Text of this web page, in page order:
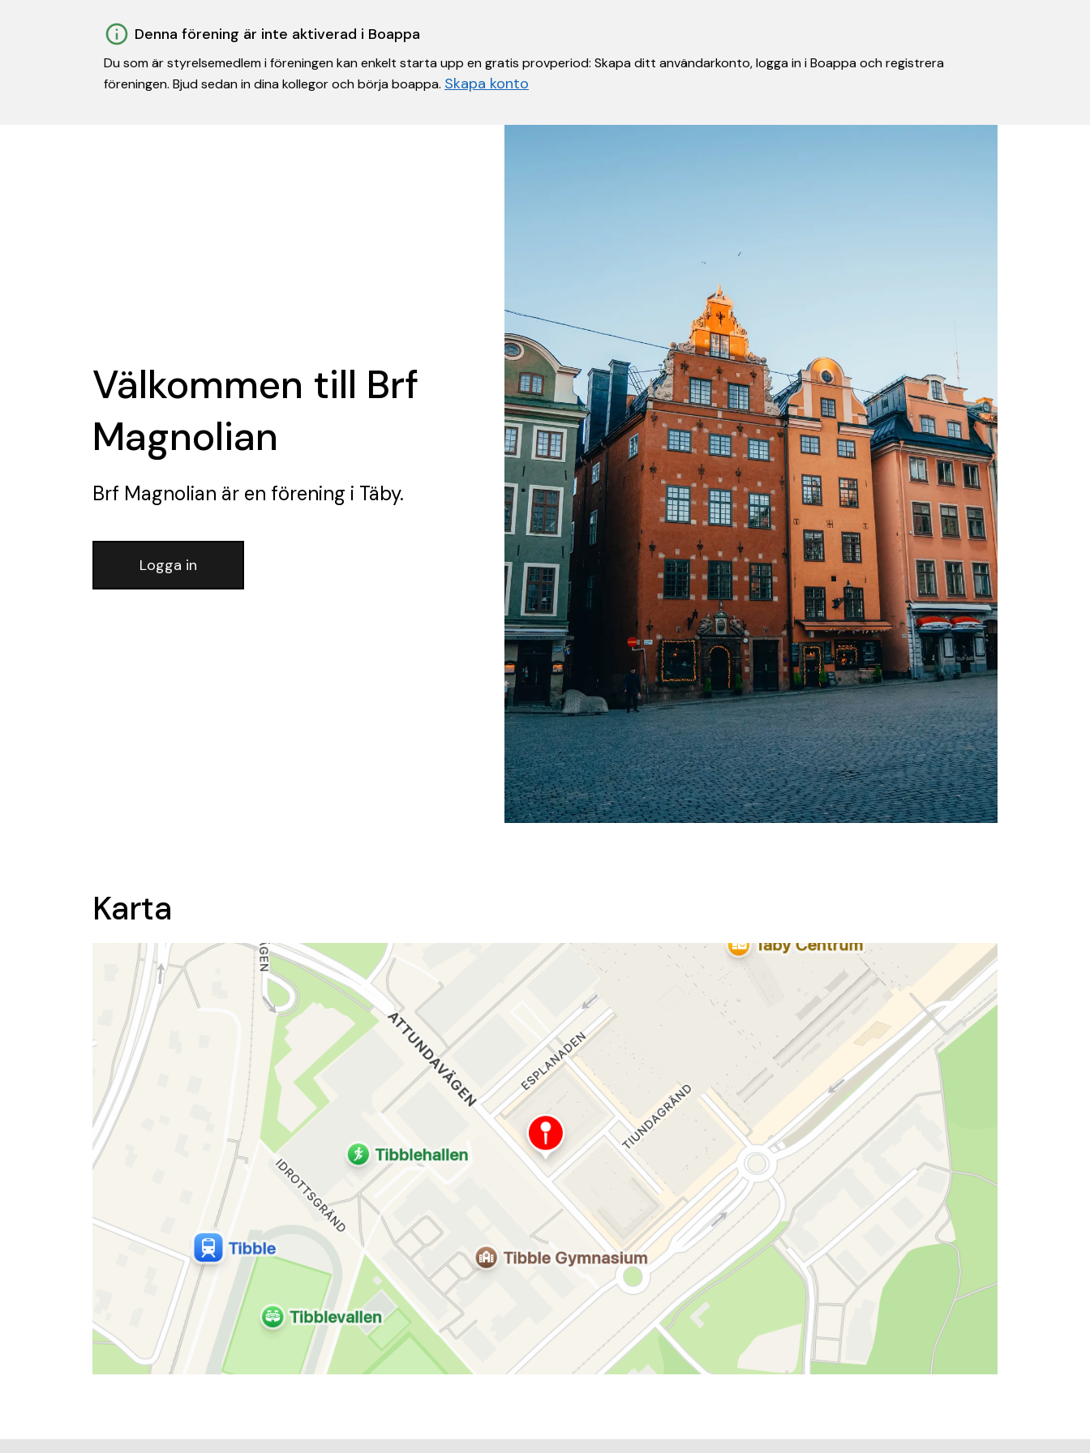
Denna förening är inte aktiverad i Boappa
Du som är styrelsemedlem i föreningen kan enkelt starta upp en gratis provperiod: Skapa ditt användarkonto, logga in i Boappa och registrera
föreningen. Bjud sedan in dina kollegor och börja boappa. Skapa konto
Välkommen till Brf
Magnolian
Brf Magnolian är en förening i Täby.
Logga in
Karta